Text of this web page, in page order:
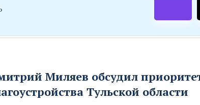
Миляев обсудил
Тульской области